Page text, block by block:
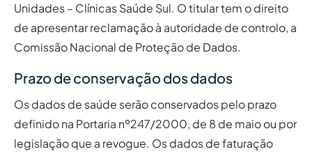
Unidades – Clínicas Saúde Sul. O titular tem o direito
de apresentar reclamação à autoridade de controlo, a
Comissão Nacional de Proteção de Dados.
Prazo de conservação dos dados
Os dados de saúde serão conservados pelo prazo
definido na Portaria nº247/2000, de 8 de maio ou por
legislação que a revogue. Os dados de faturação